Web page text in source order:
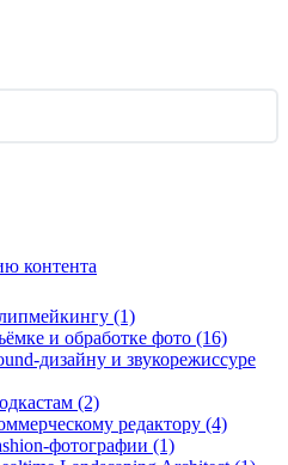
контента
(1)
и обработке фото (16)
дизайну и звукорежиссуре
(2)
редактору (4)
фотографии (1)